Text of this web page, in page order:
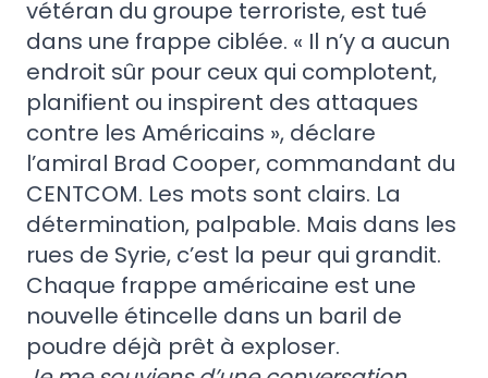
vétéran du groupe terroriste, est tué
dans une frappe ciblée. « Il n’y a aucun
endroit sûr pour ceux qui complotent,
planifient ou inspirent des attaques
contre les Américains », déclare
l’amiral Brad Cooper, commandant du
CENTCOM. Les mots sont clairs. La
détermination, palpable. Mais dans les
rues de Syrie, c’est la peur qui grandit.
Chaque frappe américaine est une
nouvelle étincelle dans un baril de
poudre déjà prêt à exploser.